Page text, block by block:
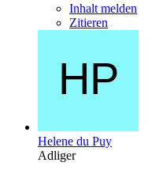
Inhalt melden
Zitieren
Helene du Puy
Adliger